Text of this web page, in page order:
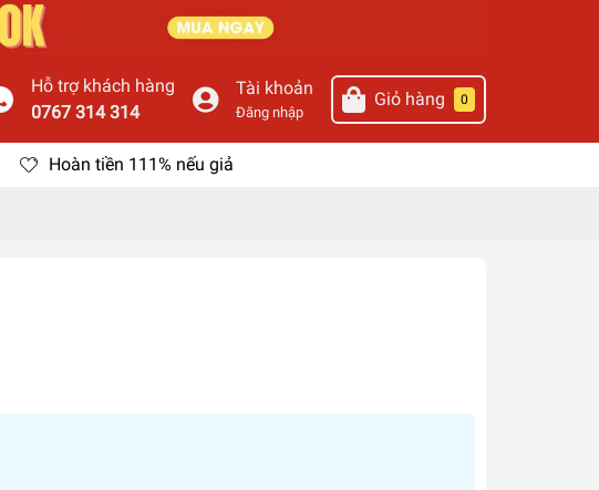
Hỗ trợ khách hàng
0767 314 314
Tài khoản
Đăng nhập
Giỏ hàng 0
Hoàn tiền 111% nếu giả